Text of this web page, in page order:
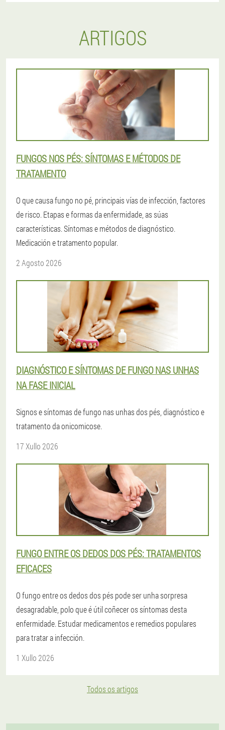
ARTIGOS
FUNGOS NOS PÉS: SÍNTOMAS E MÉTODOS DE
TRATAMENTO
O que causa fungo no pé, principais vías de infección, factores
de risco. Etapas e formas da enfermidade, as súas
características. Síntomas e métodos de diagnóstico.
Medicación e tratamento popular.
2 Agosto 2026
DIAGNÓSTICO E SÍNTOMAS DE FUNGO NAS UNHAS
NA FASE INICIAL
Signos e síntomas de fungo nas unhas dos pés, diagnóstico e
tratamento da onicomicose.
17 Xullo 2026
FUNGO ENTRE OS DEDOS DOS PÉS: TRATAMENTOS
EFICACES
O fungo entre os dedos dos pés pode ser unha sorpresa
desagradable, polo que é útil coñecer os síntomas desta
enfermidade. Estudar medicamentos e remedios populares
para tratar a infección.
1 Xullo 2026
Todos os artigos